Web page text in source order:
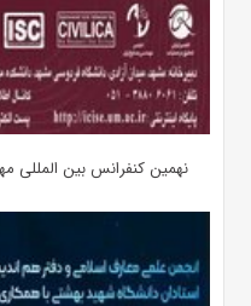
نهمین کنفرانس بین المللی